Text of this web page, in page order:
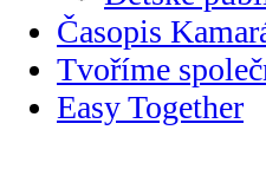
Časopis
Tvoříme
Easy Together